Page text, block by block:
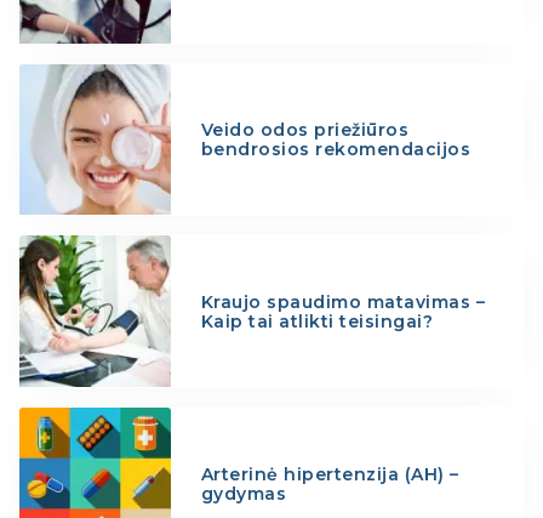
Veido odos priežiūros
bendrosios rekomendacijos
Kraujo spaudimo matavimas –
Kaip tai atlikti teisingai?
Arterinė hipertenzija (AH) –
gydymas